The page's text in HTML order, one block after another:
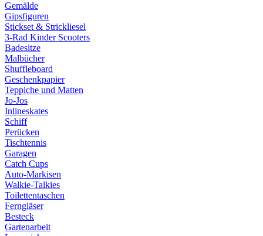
Gemälde
Gipsfiguren
Stickset & Strickliesel
3-Rad Kinder Scooters
Badesitze
Malbücher
Shuffleboard
Geschenkpapier
Teppiche und Matten
Jo-Jos
Inlineskates
Schiff
Perücken
Tischtennis
Garagen
Catch Cups
Auto-Markisen
Walkie-Talkies
Toilettentaschen
Ferngläser
Besteck
Gartenarbeit